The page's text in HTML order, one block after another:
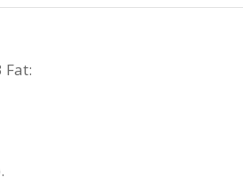
Fat: